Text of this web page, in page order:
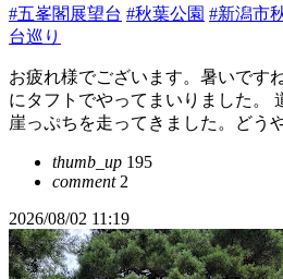
#五峯閣展望台 #秋葉公園 #新潟市
台巡り
お疲れ様でございます。暑いです
にタフトでやってまいりました。
崖っぷちを走ってきました。どう
thumb_up 195
comment2
2026/08/02 11:19